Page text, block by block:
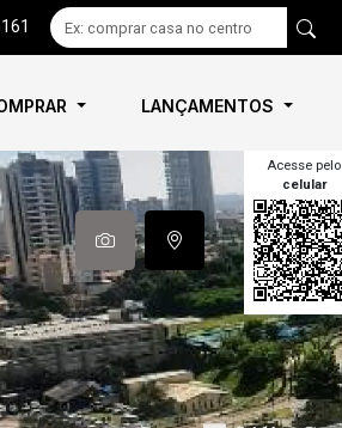
LANÇAMENTOS
Acesse pelo
celular